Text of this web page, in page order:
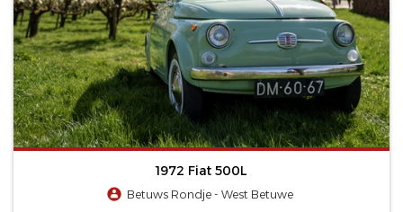
1972 Fiat 500L
Betuws Rondje - West Betuwe